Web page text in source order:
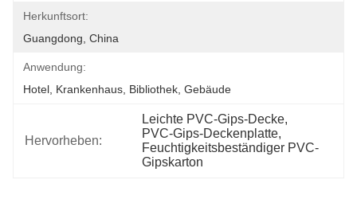
Herkunftsort:
Guangdong, China
Anwendung:
Hotel, Krankenhaus, Bibliothek, Gebäude
Hervorheben:
Leichte PVC-Gips-Decke,
PVC-Gips-Deckenplatte,
Feuchtigkeitsbeständiger PVC-
Gipskarton